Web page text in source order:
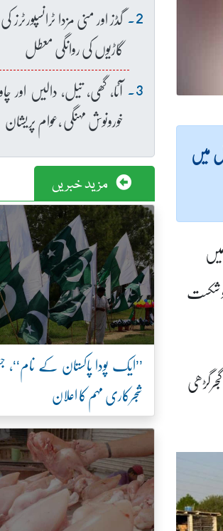
میں
میچ میں
شکست
گجرگڑھی
گڈز اور منی مزدا
گاڑیوں کی روانگی معطل
آٹا، گھی، تیل، دالیں
خورونوش مہنگی ،عوام پریشان
مزید خبریں
’’ایک پودا پاکستان کے
شجرکاری مہم کا اعلان